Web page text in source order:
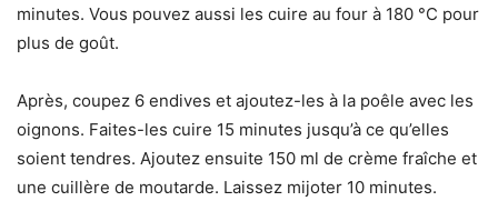
minutes. Vous pouvez aussi les cuire au four à 180 °C pour
plus de goût.
Après, coupez 6 endives et ajoutez-les à la poêle avec les
oignons. Faites-les cuire 15 minutes jusqu’à ce qu’elles
soient tendres. Ajoutez ensuite 150 ml de crème fraîche et
une cuillère de moutarde. Laissez mijoter 10 minutes.